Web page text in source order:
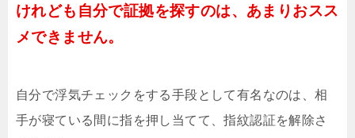
けれども自分で証拠を探すのは、あまりおスス
メできません。
自分で浮気チェックをする手段として有名なのは、相
手が寝ている間に指を押し当てて、指紋認証を解除さ